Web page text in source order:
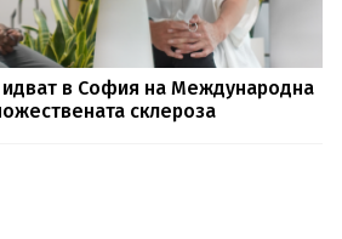
идват в София на Международна
склероза